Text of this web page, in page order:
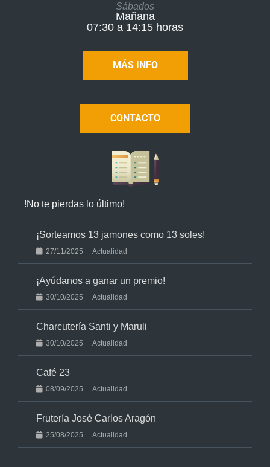
Sábados
Mañana
07:30 a 14:15 horas
MÁS INFO
CONTACTO
!No te pierdas lo último!
¡Sorteamos 13 jamones como 13 soles!
27/11/2025 Actualidad
¡Ayúdanos a ganar un premio!
30/10/2025 Actualidad
Charcutería Santi y Maruli
30/10/2025 Actualidad
Café 23
08/09/2025 Actualidad
Frutería José Carlos Aragón
25/08/2025 Actualidad